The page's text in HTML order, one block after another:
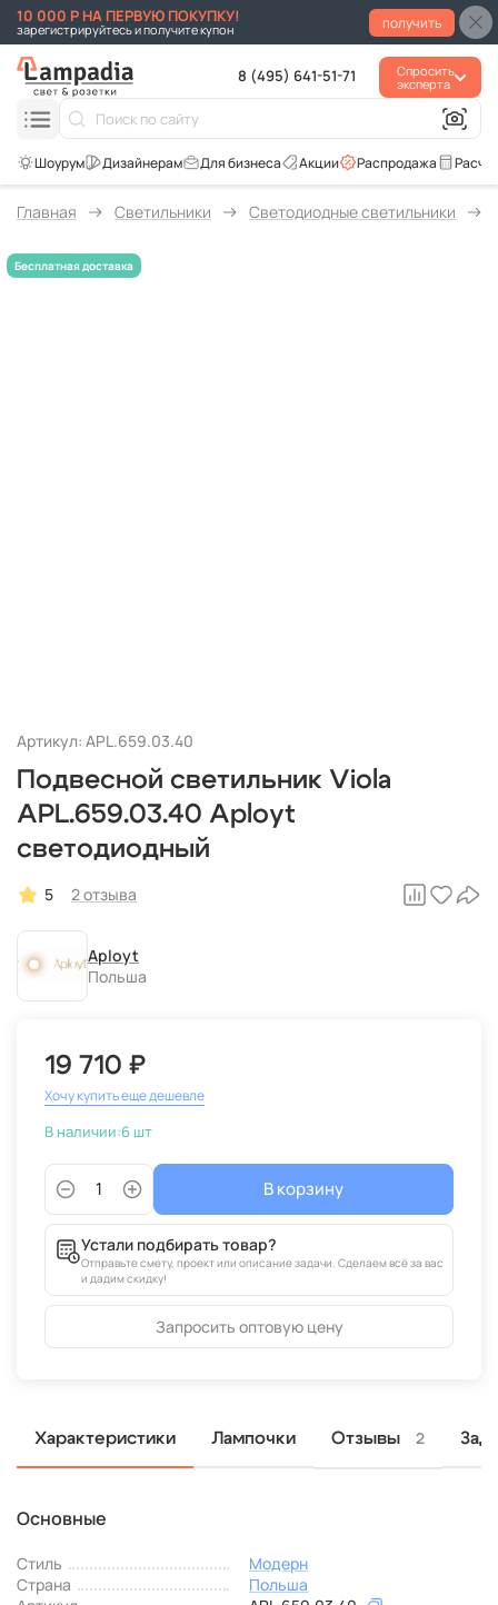
10 000 Р НА ПЕРВУЮ ПОКУПКУ!
зарегистрируйтесь и получите купон получить
8 (495) 641-51-71
Спросить
эксперта
Распродажа
Акции
Для бизнеса
Главная Светильники Светодиодные светильники
Артикул: APL.659.03.40
Подвесной светильник Viola
APL.659.03.40 Aployt
светодиодный
5 2 отзыва
Aployt
Польша
19 710 ₽
Хочу купить еще дешевле
В наличии:6 шт
В корзину
Устали подбирать товар?
Отправьте смету, проект или описание задачи. Сделаем всё за вас
и дадим скидку!
Запросить оптовую цену
Характеристики Лампочки Отзывы 2
Основные
Стиль
Модерн
Страна
Польша